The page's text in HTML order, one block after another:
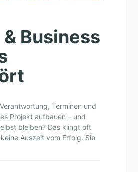
Business
Terminen und
Projekt aufbauen – und
bleiben? Das klingt oft
Auszeit vom Erfolg. Sie